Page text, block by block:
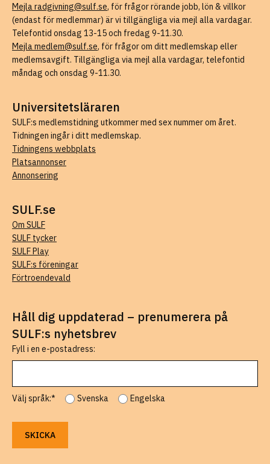
Mejla radgivning@sulf.se, för frågor rörande jobb, lön & villkor
(endast för medlemmar) är vi tillgängliga via mejl alla vardagar.
Telefontid onsdag 13-15 och fredag 9-11.30.
Mejla medlem@sulf.se, för frågor om ditt medlemskap eller
medlemsavgift. Tillgängliga via mejl alla vardagar, telefontid
måndag och onsdag 9-11.30.
Universitetsläraren
SULF:s medlemstidning utkommer med sex nummer om året.
Tidningen ingår i ditt medlemskap.
Tidningens webbplats
Platsannonser
Annonsering
SULF.se
Om SULF
SULF tycker
SULF Play
SULF:s föreningar
Förtroendevald
Håll dig uppdaterad – prenumerera på
SULF:s nyhetsbrev
Fyll i en e-postadress:
Välj språk:* Svenska Engelska